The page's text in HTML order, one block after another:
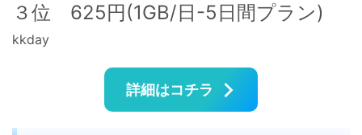
３位 625円(1GB/日-5日間プラン)
kkday
詳細はコチラ